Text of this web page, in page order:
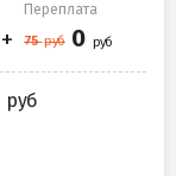
Переплата